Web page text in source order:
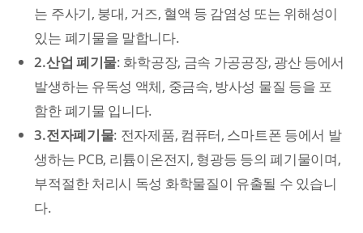
는 주사기, 붕대, 거즈, 혈액 등 감염성 또는 위해성이
있는 폐기물을 말합니다.
2.산업 폐기물: 화학공장, 금속 가공공장, 광산 등에서
발생하는 유독성 액체, 중금속, 방사성 물질 등을 포
함한 폐기물 입니다.
3.전자폐기물: 전자제품, 컴퓨터, 스마트폰 등에서 발
생하는 PCB, 리튬이온전지, 형광등 등의 폐기물이며,
부적절한 처리시 독성 화학물질이 유출될 수 있습니
다.